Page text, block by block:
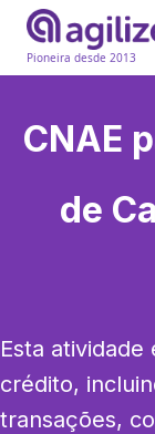
Pioneira desde 2013
CNAE
de
Esta
crédito,
transações,